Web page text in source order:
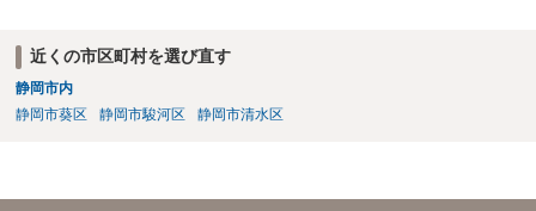
近くの市区町村を選び直す
静岡市内
静岡市葵区
静岡市駿河区 静岡市清水区